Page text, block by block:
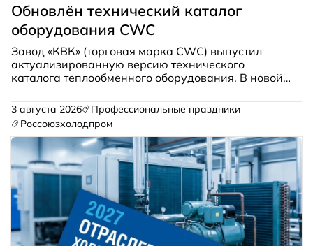
Обновлён технический каталог
оборудования CWC
Завод «КВК» (торговая марка CWC) выпустил
актуализированную версию технического
каталога теплообменного оборудования. В новой
характеристики, габаритные размеры и
параметры производительности по всему
ассортименту продукции.
3 августа 2026
Профессиональные праздники
Россоюзхолодпром